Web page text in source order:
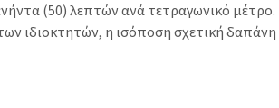
(50) λεπτών ανά τετραγωνικό μέτρο.
ιδιοκτητών, η ισόποση σχετική